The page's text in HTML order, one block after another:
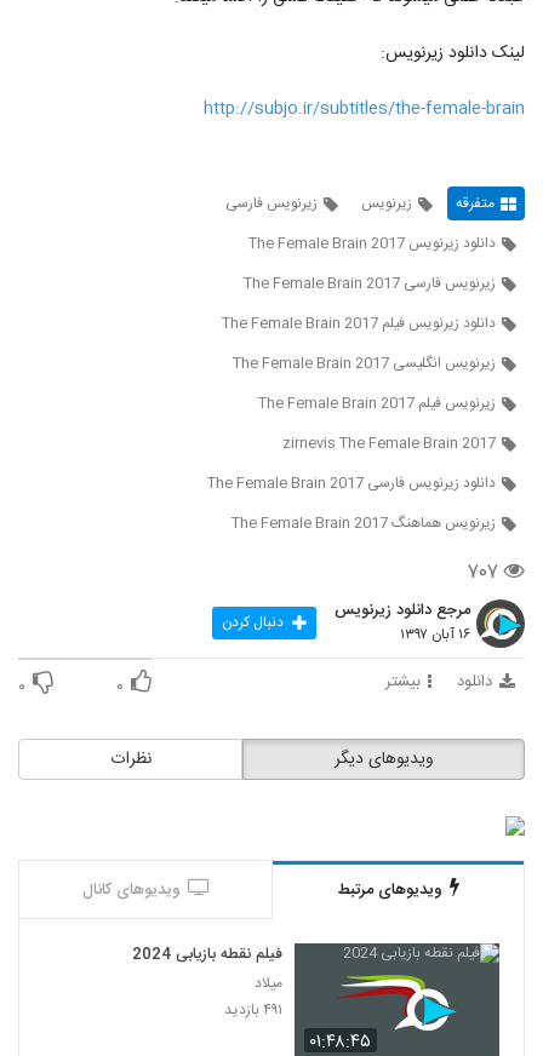
لینک دانلود زیرنویس:
http://subjo.ir/subtitles/the-female-brain
متفرقه زیرنویس
زیرنویس فارسی
دانلود زیرنویس The Female Brain 2017
زیرنویس فارسی The Female Brain 2017
دانلود زیرنویس فیلم The Female Brain 2017
زیرنویس انگلیسی The Female Brain 2017
زیرنویس فیلم The Female Brain 2017
zirnevis The Female Brain 2017
دانلود زیرنویس فارسی The Female Brain 2017
زیرنویس هماهنگ The Female Brain 2017
۷۰۷
مرجع دانلود زیرنویس
۱۶ آبان ۱۳۹۷ دنبال کردن
دانلود بیشتر ۰ ۰
نظرات ویدیوهای دیگر
ویدیوهای مرتبط ویدیوهای کانال
۰۱:۴۸:۴۵
فیلم نقطه بازیابی 2024
میلاد
۴۹۱ بازدید